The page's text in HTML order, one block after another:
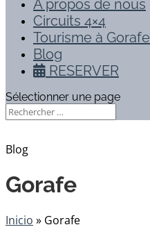
À propos de nous
Circuits 4×4
Tourisme à Gorafe
Blog
RESERVER
Sélectionner une page
Blog
Gorafe
Inicio » Gorafe